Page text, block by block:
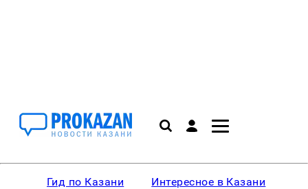
Гид по Казани Интересное в Казани